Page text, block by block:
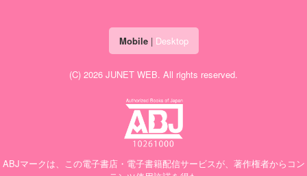
Mobile| Desktop
(C) 2026 JUNET WEB. All rights reserved.
ABJマークは、この電子書店・電子書籍配信サービスが、著作権者からコン